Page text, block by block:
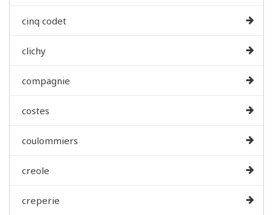
cinq codet
clichy
compagnie
costes
coulommiers
creole
creperie